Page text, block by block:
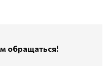
обращаться!